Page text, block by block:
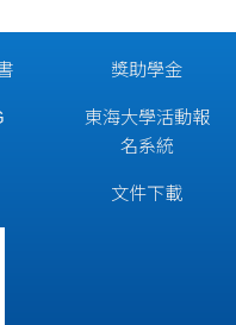
獎助學金
東海大學活動報
名系統
文件下載